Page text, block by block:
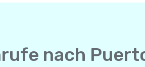
nach